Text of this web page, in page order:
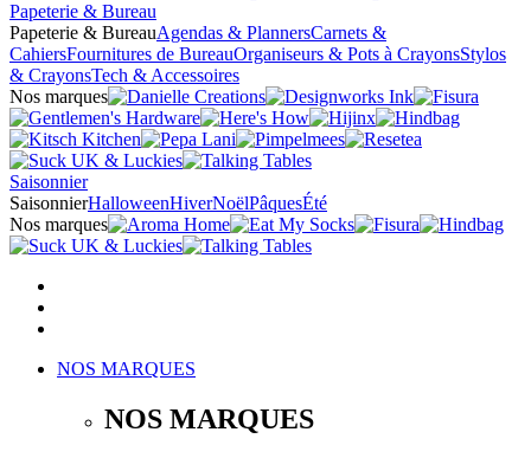
Papeterie & Bureau
Papeterie & BureauAgendas & PlannersCarnets &
CahiersFournitures de BureauOrganiseurs & Pots à CrayonsStylos
& CrayonsTech & Accessoires
Nos marques
Saisonnier
SaisonnierHalloweenHiverNoëlPâquesÉté
Nos marques
NOS MARQUES
NOS MARQUES